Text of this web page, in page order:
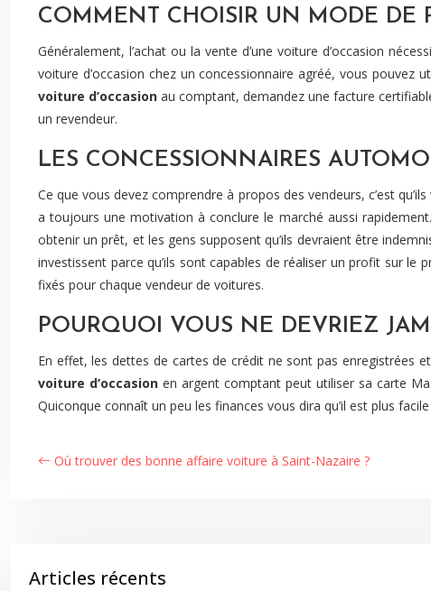
COMMENT CHOISIR UN MODE DE
Généralement, l’achat ou la vente d’une voiture d’occasion
voiture d’occasion chez un concessionnaire agréé, vous pouvez
voiture d’occasion au comptant, demandez une facture
un revendeur.
LES CONCESSIONNAIRES
Ce que vous devez comprendre à propos des vendeurs, c’est
a toujours une motivation à conclure le marché aussi
obtenir un prêt, et les gens supposent qu’ils devraient être
investissent parce qu’ils sont capables de réaliser un profit sur le
fixés pour chaque vendeur de voitures.
POURQUOI VOUS NE DEVRIEZ
En effet, les dettes de cartes de crédit ne sont pas enregistrées
voiture d’occasion en argent comptant peut utiliser sa carte
Quiconque connaît un peu les finances vous dira qu’il est plus
Où trouver des bonne affaire voiture à Saint-Nazaire ?
Articles récents